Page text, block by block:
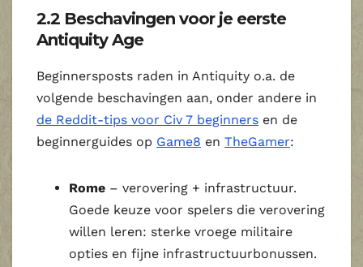
2.2 Beschavingen voor je eerste
Antiquity Age
Beginnersposts raden in Antiquity o.a. de
volgende beschavingen aan, onder andere in
de Reddit‑tips voor Civ 7 beginners en de
beginnerguides op Game8 en TheGamer:
Rome – verovering + infrastructuur.
Goede keuze voor spelers die verovering
willen leren: sterke vroege militaire
opties en fijne infrastructuurbonussen.